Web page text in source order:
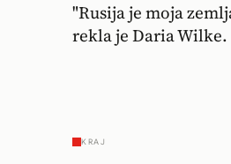
"Rusija je moja
rekla je Daria Wilke.
KRAJ